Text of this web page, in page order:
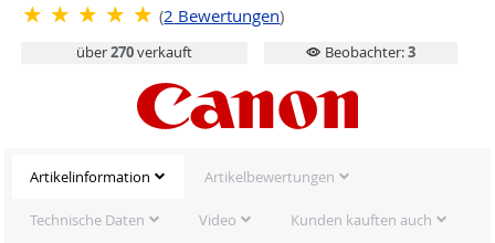
(2 Bewertungen)
über270verkauft Beobachter:3
Artikelinformation Artikelbewertungen
Technische Daten Video Kunden kauften auch